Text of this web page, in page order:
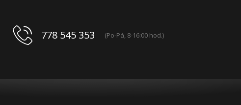
778 545 353 (Po-Pá, 8-16:00 hod.)